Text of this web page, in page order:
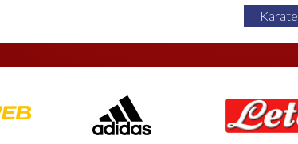
Karate